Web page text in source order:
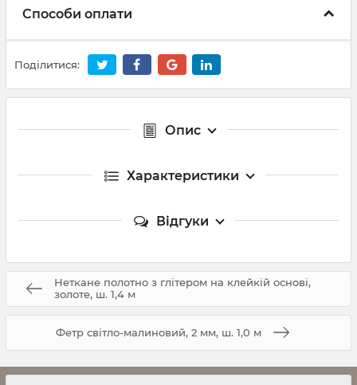
Способи оплати
Поділитися:
Опис
Характеристики
Відгуки
Неткане полотно з глітером на клейкій основі,
золоте, ш. 1,4 м
Фетр світло-малиновий, 2 мм, ш. 1,0 м